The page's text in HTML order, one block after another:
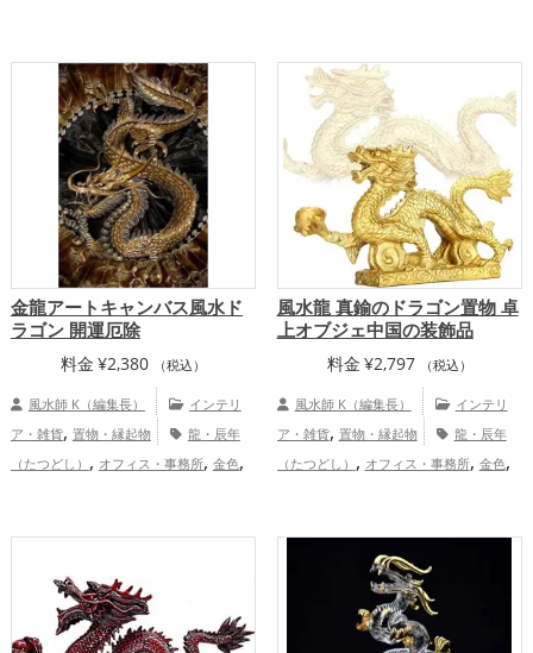
恋愛運アップ,金運アップ
健康運アップ
金龍アートキャンバス風水ド
ラゴン 開運厄除
料金 ¥2,380 （税込）
風水師 K（編集長）
インテリ
ア・雑貨, 置物・縁起物
龍・辰年
（たつどし） , オフィス・事務所, 金色,
風水龍 真鍮のドラゴン置物 卓
上オブジェ中国の装飾品
料金 ¥2,797 （税込）
風水師 K（編集長）
インテリ
ア・雑貨, 置物・縁起物
龍・辰年
（たつどし） , オフィス・事務所, 金色,